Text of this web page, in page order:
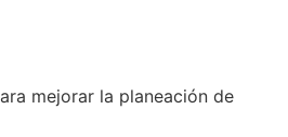
mejorar la planeación de